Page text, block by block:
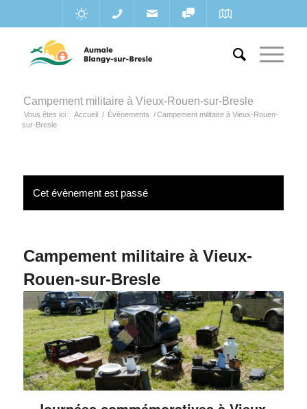
Campement militaire à Vieux-Rouen-sur-Bresle
Vous êtes ici : Accueil / Évènements / Campement militaire à Vieux-Rouen-
sur-Bresle
Cet évènement est passé
Campement militaire à Vieux-
Rouen-sur-Bresle